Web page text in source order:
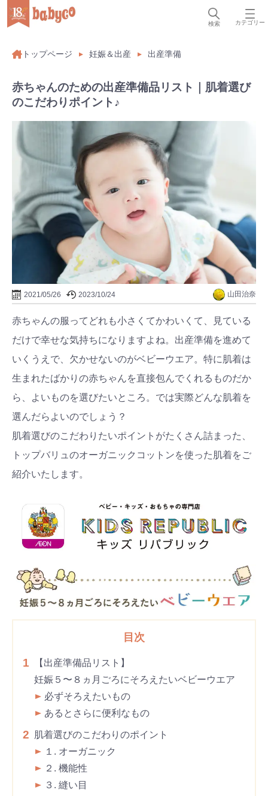
検索 カテゴリー
トップページ 妊娠＆出産 出産準備
赤ちゃんのための出産準備品リスト｜肌着選び
のこだわりポイント♪
2021/05/26 2023/10/24 山田治奈
赤ちゃんの服ってどれも小さくてかわいくて、見ている
だけで幸せな気持ちになりますよね。出産準備を進めて
いくうえで、欠かせないのがベビーウエア。特に肌着は
生まれたばかりの赤ちゃんを直接包んでくれるものだか
ら、よいものを選びたいところ。では実際どんな肌着を
選んだらよいのでしょう？
肌着選びのこだわりたいポイントがたくさん詰まった、
トップバリュのオーガニックコットンを使った肌着をご
紹介いたします。
目次
1
【出産準備品リスト】
妊娠５〜８ヵ月ごろにそろえたいベビーウエア
必ずそろえたいもの
あるとさらに便利なもの
2
肌着選びのこだわりのポイント
１. オーガニック
２. 機能性
３. 縫い目